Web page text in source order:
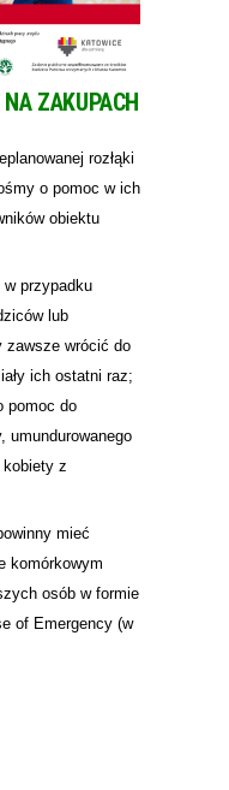
ZAKUPACH
rozłąki
o pomoc w ich
obiektu
w przypadku
lub
zawsze wrócić do
ich ostatni raz;
pomoc do
umundurowanego
z
mieć
komórkowym
osób w formie
of Emergency (w